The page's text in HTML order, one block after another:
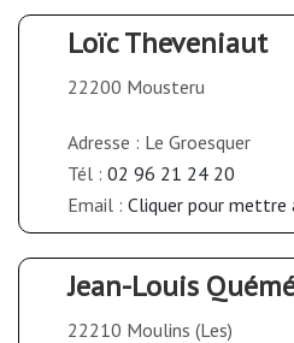
Loïc Theveniaut
22200 Mousteru
Adresse : Le Groesquer
Tél : 02 96 21 24 20
Email : Cliquer pour mettre
Jean-Louis
22210 Moulins (Les)